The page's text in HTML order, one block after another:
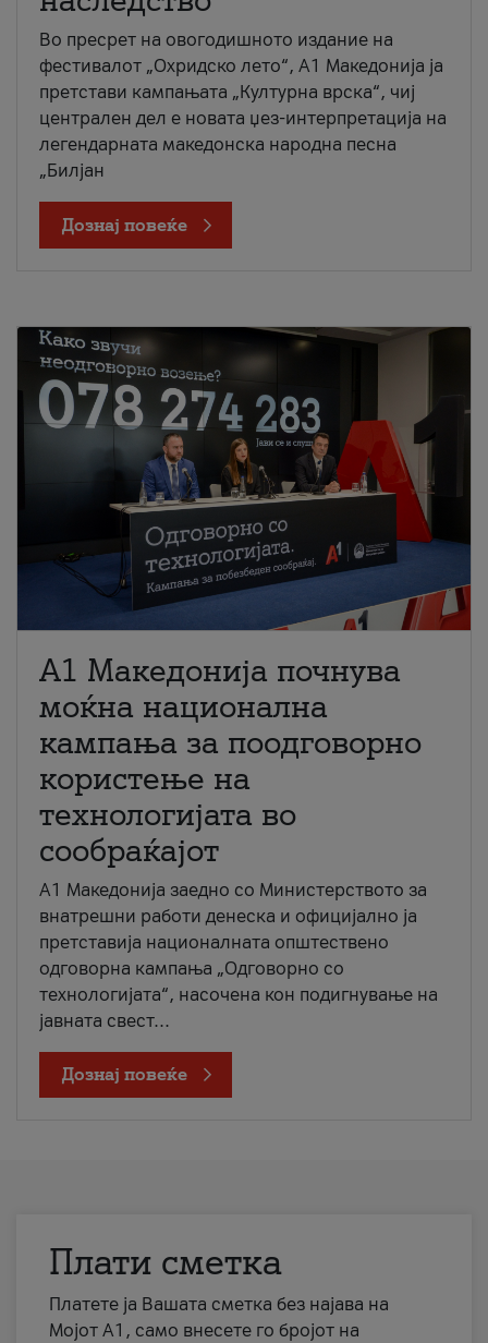
Во пресрет на овогодишното издание на
фестивалот „Охридско лето“, А1 Македонија ја
претстави кампањата „Културна врска“, чиј
централен дел е новата џез-интерпретација на
легендарната македонска народна песна
„Билјан
Дознај повеќе
A1 Македонија почнува
моќна национална
кампања за поодговорно
користење на
технологијата во
сообраќајот
A1 Македонија заедно со Министерството за
внатрешни работи денеска и официјално ја
претставија националната општествено
одговорна кампања „Одговорно со
технологијата“, насочена кон подигнување на
јавната свест...
Дознај повеќе
Плати сметка
Платете ја Вашата сметка без најава на
Мојот А1, само внесете го бројот на